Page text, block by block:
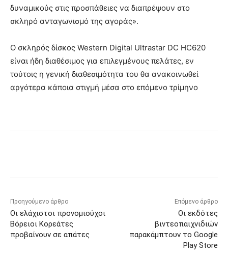
δυναμικούς στις προσπάθειες να διαπρέψουν στο
σκληρό ανταγωνισμό της αγοράς».
Ο σκληρός δίσκος Western Digital Ultrastar DC HC620
είναι ήδη διαθέσιμος για επιλεγμένους πελάτες, εν
τούτοις η γενική διαθεσιμότητα του θα ανακοινωθεί
αργότερα κάποια στιγμή μέσα στο επόμενο τρίμηνο
Προηγούμενο άρθρο
Οι ελάχιστοι προνομιούχοι
Βόρειοι Κορεάτες
προβαίνουν σε απάτες
Επόμενο άρθρο
Οι εκδότες
βιντεοπαιχνιδιών
παρακάμπτουν το Google
Play Store